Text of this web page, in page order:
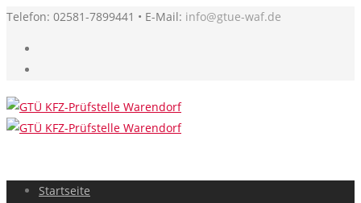
Telefon: 02581-7899441 • E-Mail: info@gtue-waf.de
Startseite